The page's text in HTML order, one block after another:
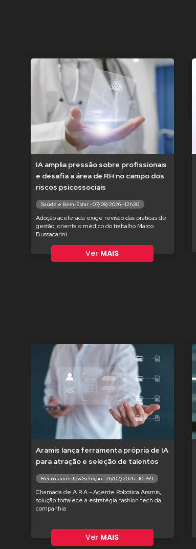
IA amplia pressão sobre profissionais
e desafia a área de RH no campo dos
riscos psicossociais
Saúde e Bem-Estar - 07/08/2026 - 12h30
Adoção acelerada exige revisão das práticas de
gestão, orienta o médico do trabalho Marco
Bussacarini
Ver MAIS
Aramis lança ferramenta própria de IA
para atração e seleção de talentos
Recrutamento & Seleção - 26/02/2026 - 10h59
Chamada de A.R.A - Agente Robótica Aramis,
solução fortalece a estratégia fashion tech da
companhia
Ver MAIS